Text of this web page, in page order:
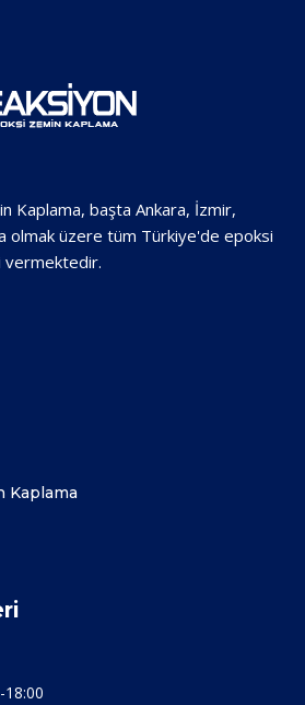
Kaplama, başta Ankara, İzmir,
olmak üzere tüm Türkiye'de epoksi
vermektedir.
Kaplama
18:00